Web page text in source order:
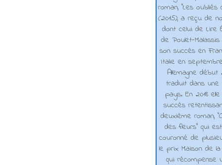
roman, "Les oubliés
(2015), a reçu de
dont celui de Lire
de Poulet-
son succès en
Italie en
Allemagne début
traduit dans une
pays. En 2018
succès
deuxième roman,
des fleurs" qui
couronné de
le prix Maison de la
qui récompense